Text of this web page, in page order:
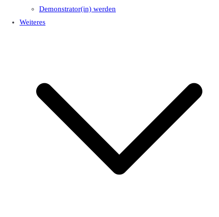
Demonstrator(in) werden
Weiteres